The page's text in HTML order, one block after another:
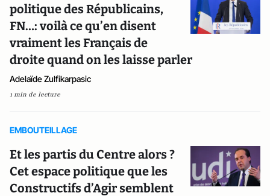
politique des Républicains,
FN…: voilà ce qu’en disent
vraiment les Français de
droite quand on les laisse parler
Adelaïde Zulfikarpasic
1 min de lecture
EMBOUTEILLAGE
Et les partis du Centre alors ?
Cet espace politique que les
Constructifs d’Agir semblent